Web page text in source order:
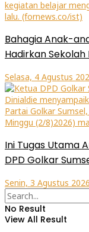
Bahagia Anak-
Hadirkan
Selasa, 4 Agustus
Ini Tugas Utama
DPD Golkar
Senin, 3 Agustus 2026
No Result
View All Result